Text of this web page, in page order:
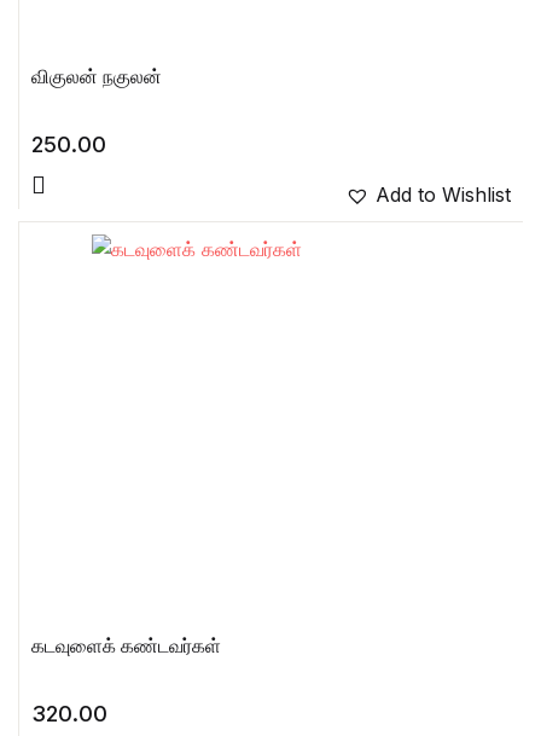
விகுலன் நகுலன்
250.00
Add to Wishlist
கடவுளைக் கண்டவர்கள்
320.00